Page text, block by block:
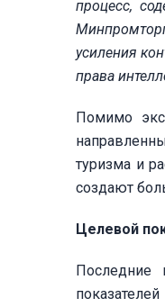
процесс,
усиления
права
Помимо
туризма и
создают
Целевой
Последние